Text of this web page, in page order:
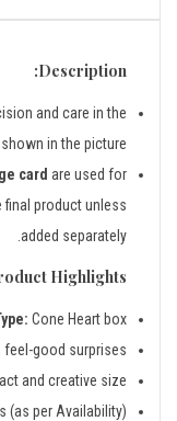
Description:
and care in the
in the picture.
card are used for
final product unless
added separately.
Highlights:
Cone Heart box
feel-good surprises
and creative size
(as per Availability)